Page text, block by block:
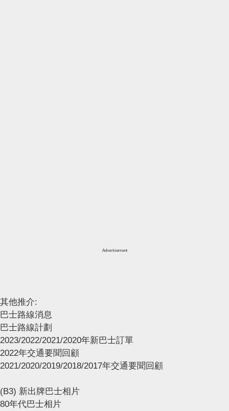
Advertisement
其他推介:
巴士路線消息
巴士路線計劃
2023/2022/2021/2020年新巴士訂單
2022年交通要聞回顧
2021/2020/2019/2018/2017年交通要聞回顧
(B3) 新出牌巴士相片
80年代巴士相片